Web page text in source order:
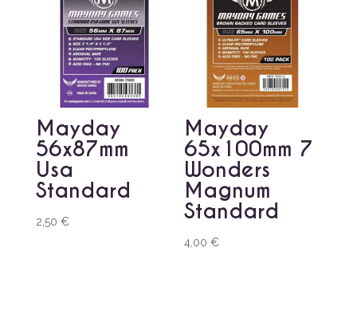
Mayday
56x87mm
Usa
Standard
2,50 €
Mayday
65x100mm 7
Wonders
Magnum
Standard
4,00€